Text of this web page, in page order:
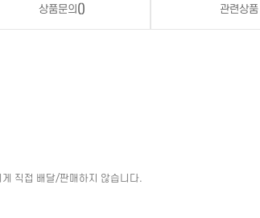
상품문의 () 관련상품
직접 배달/판매하지 않습니다.